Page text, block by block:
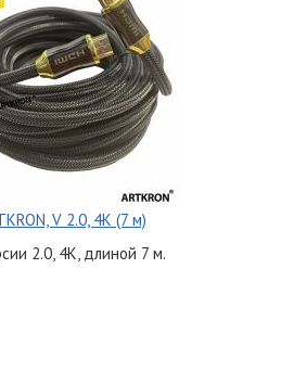
V 2.0, 4K (7 м)
2.0, 4K, длиной 7 м.